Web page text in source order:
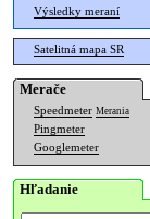
Výsledky meraní
Satelitná mapa SR
Merače
Speedmeter Merania
Pingmeter
Googlemeter
Hľadanie